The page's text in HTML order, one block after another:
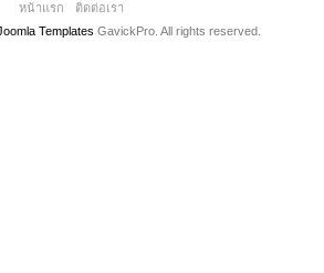
หน้าแรก
ติดต่อเรา
Templates GavickPro. All rights reserved.